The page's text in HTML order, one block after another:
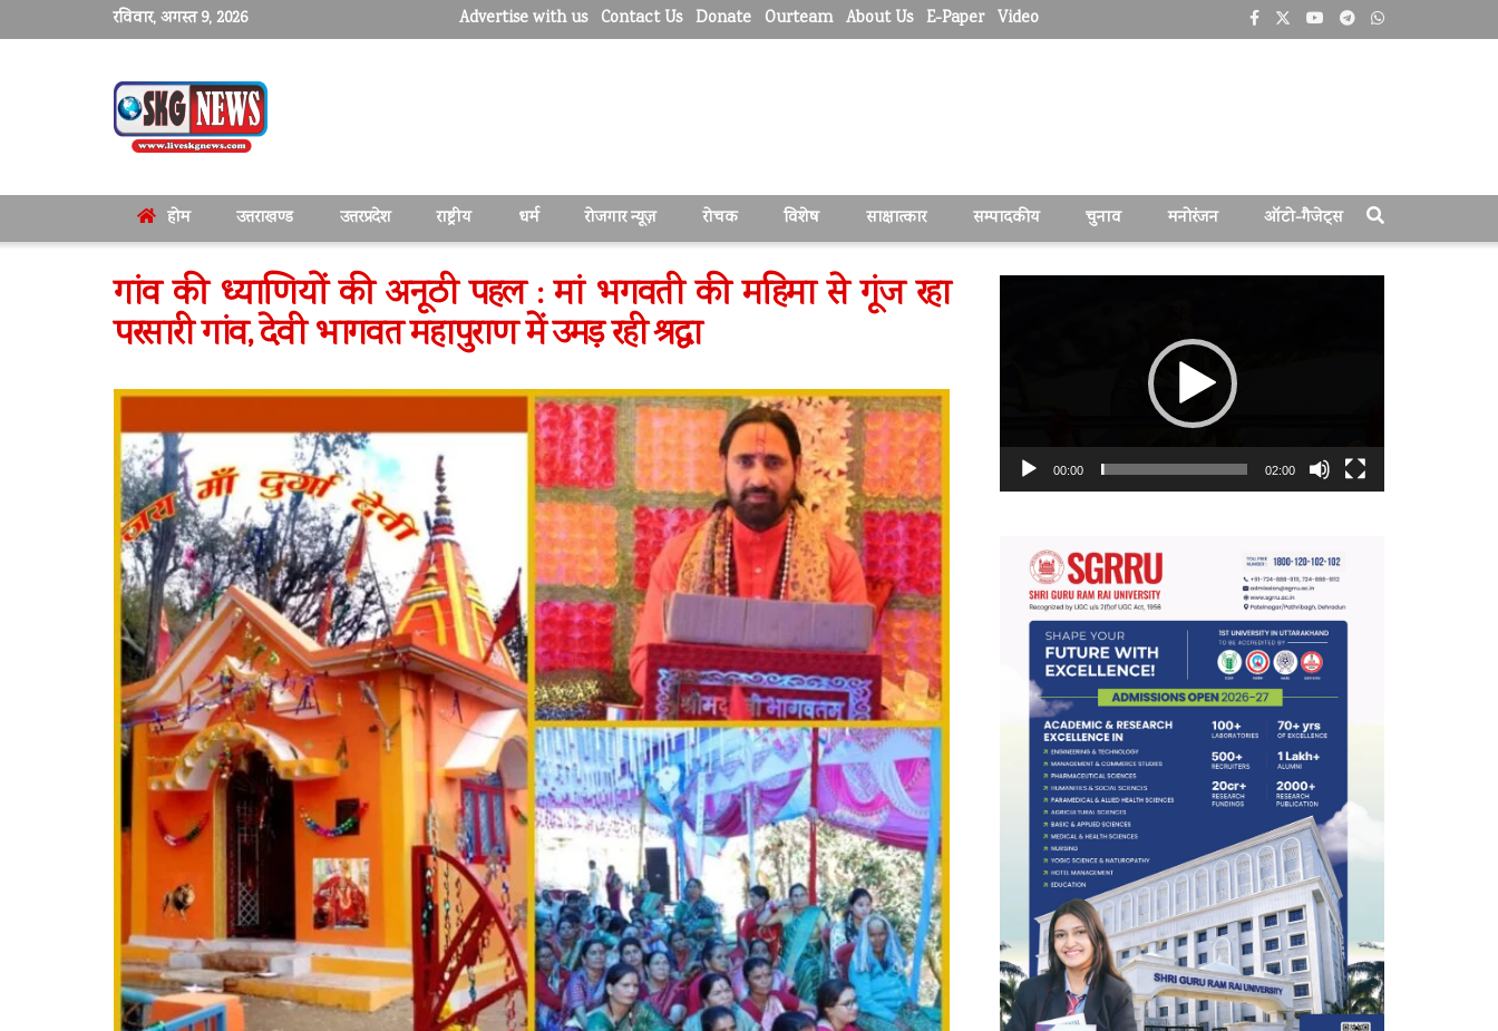
रविवार, अगस्त 9, 2026 Advertise with us Contact Us Donate Ourteam About Us E-Paper Video
होम उत्तराखण्ड उत्तरप्रदेश राष्ट्रीय धर्म रोजगार न्यूज़ रोचक विशेष साक्षात्कार सम्पादकीय चुनाव मनोरंजन ऑटो-गैजेट्स
गांव की ध्याणियों की अनूठी पहल : मां भगवती की महिमा से गूंज रहा
परसारी गांव, देवी भागवत महापुराण में उमड़ रही श्रद्धा
00:00 02:00